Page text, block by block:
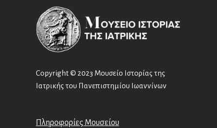
Copyright © 2023 Μουσείο Ιστορίας της
Ιατρικής του Πανεπιστημίου Ιωαννίνων
Πληροφορίες Μουσείου